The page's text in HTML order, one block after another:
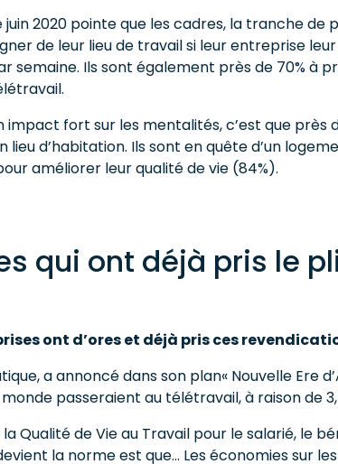
2020 pointe que les cadres, la tranche de
de leur lieu de travail si leur entreprise
semaine. Ils sont également près de 70% à
impact fort sur les mentalités, c’est que près
d’habitation. Ils sont en quête d’un
améliorer leur qualité de vie (84%).
qui ont déjà pris le
ont d’ores et déjà pris ces
a annoncé dans son plan« Nouvelle Ere
passeraient au télétravail, à raison de
Qualité de Vie au Travail pour le salarié, le
la norme est que… Les économies sur